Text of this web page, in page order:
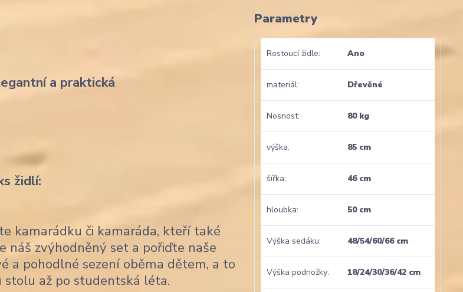
a praktická
židlí:
kamarádku či kamaráda, kteří také
náš zvýhodněný set a pořiďte naše
a pohodlné sezení oběma dětem, a to
až po studentská léta.
Parametry
Rostoucí židle Ano
materiál Dřevěné
Nosnost 80 kg
výška 85 cm
šířka 46 cm
hloubka 50 cm
Výška sedáku 48/54/60/66 cm
Výška podnožky 18/24/30/36/42 cm